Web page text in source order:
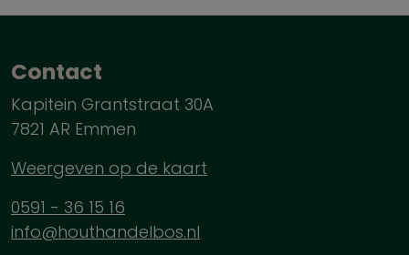
Contact
Kapitein Grantstraat 30A
7821 AR Emmen
Weergeven op de kaart
0591 - 36 15 16
info@houthandelbos.nl